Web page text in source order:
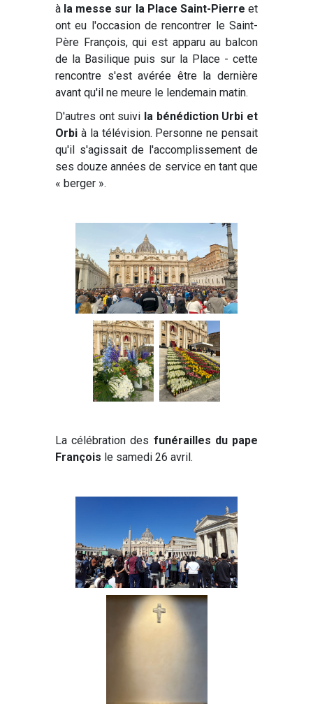
à la messe sur la Place Saint-Pierre et
ont eu l'occasion de rencontrer le Saint-
Père François, qui est apparu au balcon
de la Basilique puis sur la Place - cette
rencontre s'est avérée être la dernière
avant qu'il ne meure le lendemain matin.
D'autres ont suivi la bénédiction Urbi et
Orbi à la télévision. Personne ne pensait
qu'il s'agissait de l'accomplissement de
ses douze années de service en tant que
« berger ».
La célébration des funérailles du pape
François le samedi 26 avril.